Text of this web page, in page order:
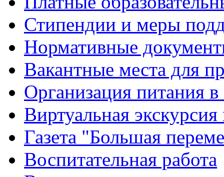
Стипендии и меры
Нормативные
Вакантные места для
Организация питания в
Виртуальная
Газета "Большая
Воспитательная работа